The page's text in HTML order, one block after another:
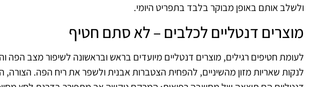
ולשלב אותם באופן מבוקר בלבד בתפריט היומי.
מוצרים דנטליים לכלבים – לא סתם חטיף
לעומת חטיפים רגילים, מוצרים דנטליים מיועדים בראש ובראשונה לשיפור מצב הפה
לנקות שאריות מזון מהשיניים, להפחית הצטברות אבנית ולשפר את ריח הפה.